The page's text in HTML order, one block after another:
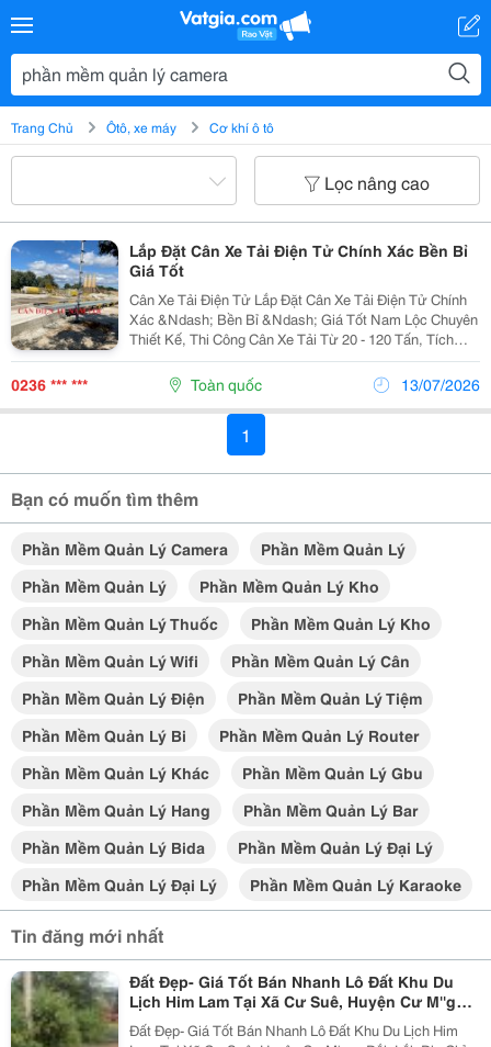
Trang Chủ Ôtô, xe máy Cơ khí ô tô
Lọc nâng cao
Lắp Đặt Cân Xe Tải Điện Tử Chính Xác Bền Bỉ
Giá Tốt
Cân Xe Tải Điện Tử Lắp Đặt Cân Xe Tải Điện Tử Chính
Xác &Ndash; Bền Bỉ &Ndash; Giá Tốt Nam Lộc Chuyên
Thiết Kế, Thi Công Cân Xe Tải Từ 20 - 120 Tấn, Tích
Hợp Phần Mềm Quản Lý, Camera, Máy In Phiếu. Thi
Công Nhanh, Bảo Hành Dài Hạn. Công Ty Tnhh...
0236 *** *** Toàn quốc 13/07/2026
1
Bạn có muốn tìm thêm
Phần Mềm Quản Lý Camera
Phần Mềm Quản Lý
Phần Mềm Quản Lý
Phần Mềm Quản Lý Kho
Phần Mềm Quản Lý Thuốc
Phần Mềm Quản Lý Kho
Phần Mềm Quản Lý Wifi
Phần Mềm Quản Lý Cân
Phần Mềm Quản Lý Điện
Phần Mềm Quản Lý Tiệm
Phần Mềm Quản Lý Bi
Phần Mềm Quản Lý Router
Phần Mềm Quản Lý Khác
Phần Mềm Quản Lý Gbu
Phần Mềm Quản Lý Hang
Phần Mềm Quản Lý Bar
Phần Mềm Quản Lý Bida
Phần Mềm Quản Lý Đại Lý
Phần Mềm Quản Lý Đại Lý
Phần Mềm Quản Lý Karaoke
Tin đăng mới nhất
Đất Đẹp- Giá Tốt Bán Nhanh Lô Đất Khu Du
Lịch Him Lam Tại Xã Cư Suê, Huyện Cư M''gar,
Đắk Lắk
Đất Đẹp- Giá Tốt Bán Nhanh Lô Đất Khu Du Lịch Him